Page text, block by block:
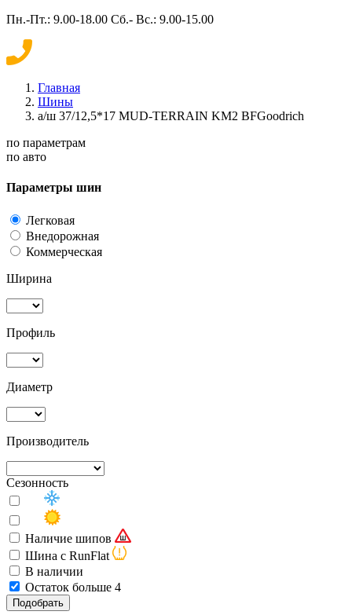
Пн.-Пт.: 9.00-18.00 Сб.- Вс.: 9.00-15.00
Главная
Шины
а/ш 37/12,5*17 MUD-TERRAIN KM2 BFGoodrich
по параметрам
по авто
Параметры шин
Легковая
Внедорожная
Коммерческая
Ширина
Профиль
Диаметр
Производитель
Сезонность
Наличие шипов
Шина с RunFlat
В наличии
Остаток больше 4
Подобрать